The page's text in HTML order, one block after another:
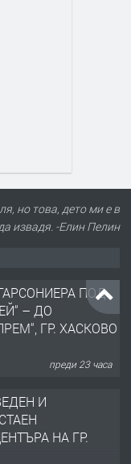
но това, дето ми е в
извадя. -Елин Пелин
ПОД
– ДО
ГР. ХАСКОВО
преди 23 часа
И
НА ГР.